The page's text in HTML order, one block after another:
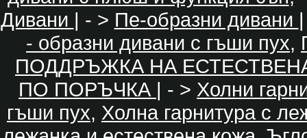
Дивани | - > Пе-образни дивани
- образни дивани с гъши пух,
ПОДДРЪЖКА НА
ПО ПОРЪЧКА | - > Холни
гъши пух, Холна гарнитура с